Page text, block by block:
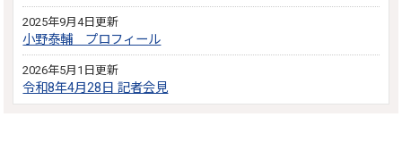
2025年9月4日更新
小野泰輔 プロフィール
2026年5月1日更新
令和8年4月28日 記者会見